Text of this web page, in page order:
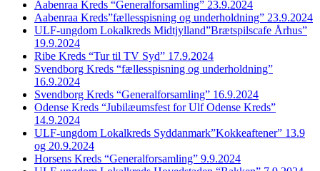
Aabenraa Kreds “Generalforsamling” 23.9.2024
Aabenraa Kreds”fællesspisning og underholdning” 23.9.2024
ULF-ungdom Lokalkreds Midtjylland”Brætspilscafe Århus”
19.9.2024
Ribe Kreds “Tur til TV Syd” 17.9.2024
Svendborg Kreds “fællesspisning og underholdning”
16.9.2024
Svendborg Kreds “Generalforsamling” 16.9.2024
Odense Kreds “Jubilæumsfest for Ulf Odense Kreds”
14.9.2024
ULF-ungdom Lokalkreds Syddanmark”Kokkeaftener” 13.9
og 20.9.2024
Horsens Kreds “Generalforsamling” 9.9.2024